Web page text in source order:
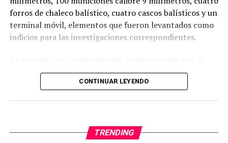
desaparecidos.
Liliana Tiwi Kuji.
Marjury Ortiz Tacuri.
Ivonne Margareth Panchi Rodríguez.
forros de chaleco balístico, cuatro cascos balísticos y un
terminal móvil, elementos que fueron levantados como
indicios para las investigaciones correspondientes.
institución policial, el operativo forma parte de las
estrategias permanentes para prevenir y combatir
pública en la provincia.
CONTINUAR LEYENDO
TRENDING